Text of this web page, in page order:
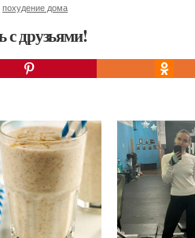
похудение дома
с друзьями!